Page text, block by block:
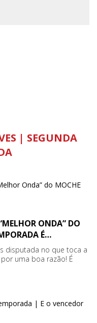
| SEGUNDA
ONDA” DO
É…
disputada no que toca a
uma boa razão! É